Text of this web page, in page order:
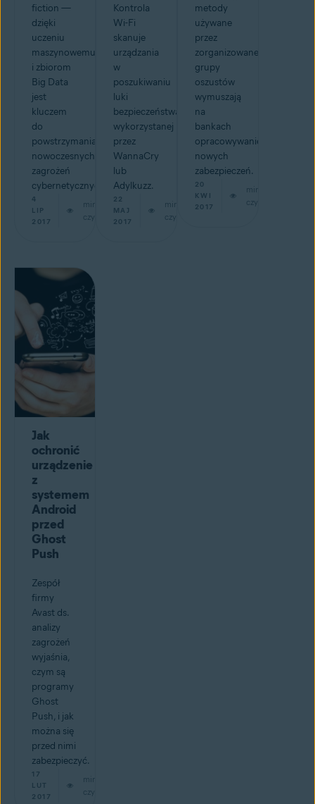
fiction —
dzięki
uczeniu
maszynowemu
i zbiorom
Big Data
jest
kluczem
do
powstrzymania
nowoczesnych
zagrożeń
cybernetycznych
4
LIP
2017
min
czytaj
Kontrola
Wi-Fi
skanuje
urządzania
w
poszukiwaniu
luki
bezpieczeństwa
wykorzystanej
przez
WannaCry
lub
Adylkuzz.
22
MAJ
2017
min
czytaj
metody
używane
przez
zorganizowane
grupy
oszustów
wymuszają
na
bankach
opracowywanie
nowych
zabezpieczeń.
20
KWI
2017
min
czytaj
Jak
ochronić
urządzenie
z
systemem
Android
przed
Ghost
Push
Zespół
firmy
Avast ds.
analizy
zagrożeń
wyjaśnia,
czym są
programy
Ghost
Push, i jak
można się
przed nimi
zabezpieczyć.
17
LUT
2017
min
czytaj